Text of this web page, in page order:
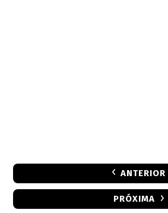
ANTERIOR
PRÓXIMA